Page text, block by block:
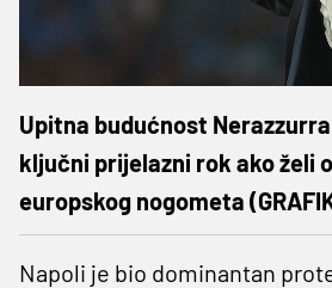
Upitna budućnost
ključni prijelazni rok ako želi
europskog nogometa
Napoli je bio dominantan